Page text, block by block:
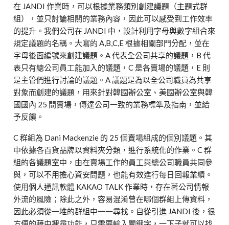
在 JANDI 作業時，可以根據業務類別創建議題（主題式群
組），並只討論相關的業務內容，因此可以感受到工作效率
的提升。我們公司在 JANDI 中，設計利用字母與數字組合來
規定議題的名稱。大寫的 A,B,C,E 根據相關部門分配，並在
字母後面編號來創建議題。A 代表全公司共享的議題，B 代
表只有總公司員工能加入的議題，C 是各賣場的議題，E 則
是主管們進行討論的議題。A 議題是為以全公司職員為共享
對象而創建的議題，用來針對韓國辦公室、美國辦公室與韓
國國內 25 間賣場，傳達公司一致的業務標準及指南，並給
予反饋。
C 群組為 Dani Mackenzie 的 25 個賣場組成的個別議題。其
中依據各百貨品牌以資料夾分類，進行系統化的作業。C 群
組的各議題室中，由在賣場工作的員工與總公司職員共同參
與，可以不用擔心資安問題，也能有效進行每日回報業績。
使用個人通訊軟體 KAKAO TALK 作業時，存在著公司情報
外流的風險；除此之外，容易混淆曾在哪個群組上傳資料，
因此必須從一堆的群組中一一尋找。自從引進 JANDI 後，很